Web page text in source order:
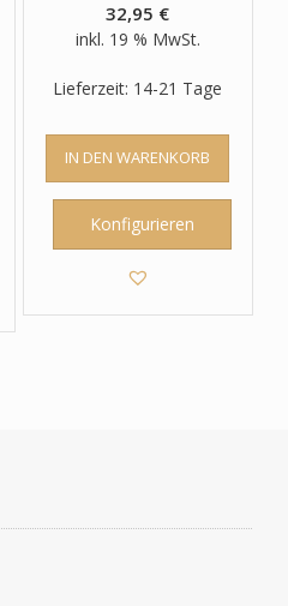
32,95 €
inkl. 19 % MwSt.
Lieferzeit: 14-21 Tage
IN DEN WARENKORB
Konfigurieren